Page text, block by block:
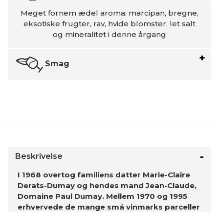
Meget fornem ædel aroma: marcipan, bregne,
eksotiske frugter, rav, hvide blomster, let salt
og mineralitet i denne årgang
Smag
Beskrivelse
I 1968 overtog familiens datter Marie-Claire
Derats-Dumay og hendes mand Jean-Claude,
Domaine Paul Dumay. Mellem 1970 og 1995
erhvervede de mange små vinmarks parceller